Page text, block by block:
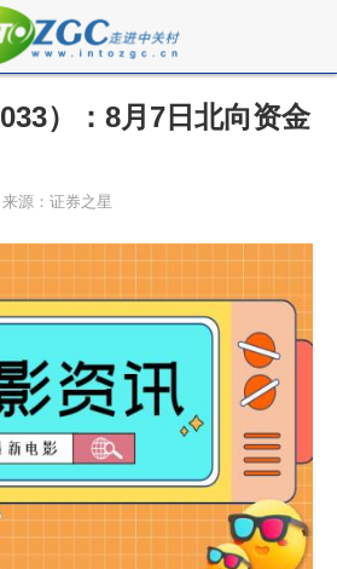
）：8月7日北向资金
源：证券之星